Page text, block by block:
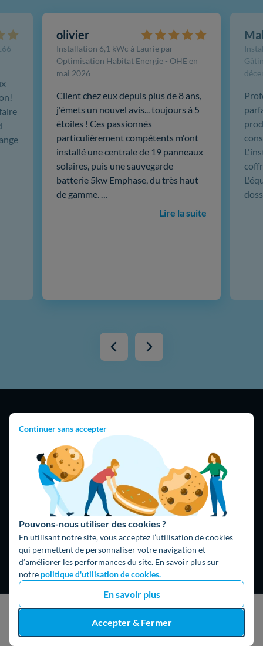
Continuer sans accepter
Pouvons-nous utiliser des cookies ?
En utilisant notre site, vous acceptez l’utilisation de cookies
qui permettent de personnaliser votre navigation et
d’améliorer les performances du site. En savoir plus sur
notre politique d'utilisation de cookies.
En savoir plus
Accepter & Fermer
J'obtiens un devis gratuit
olivier
Installation 6,1 kWc à Laurie par
Optimisation Habitat Energie - OHE en
mai 2026
Client chez eux depuis plus de 8 ans,
j'émets un nouvel avis... toujours à 5
étoiles ! Ces passionnés
particulièrement compétents m'ont
installé une centrale de 19 panneaux
solaires, puis une sauvegarde
batterie 5kw Emphase, du très haut
de gamme. …
Lire la suite
4,9/5
16474 avis Google